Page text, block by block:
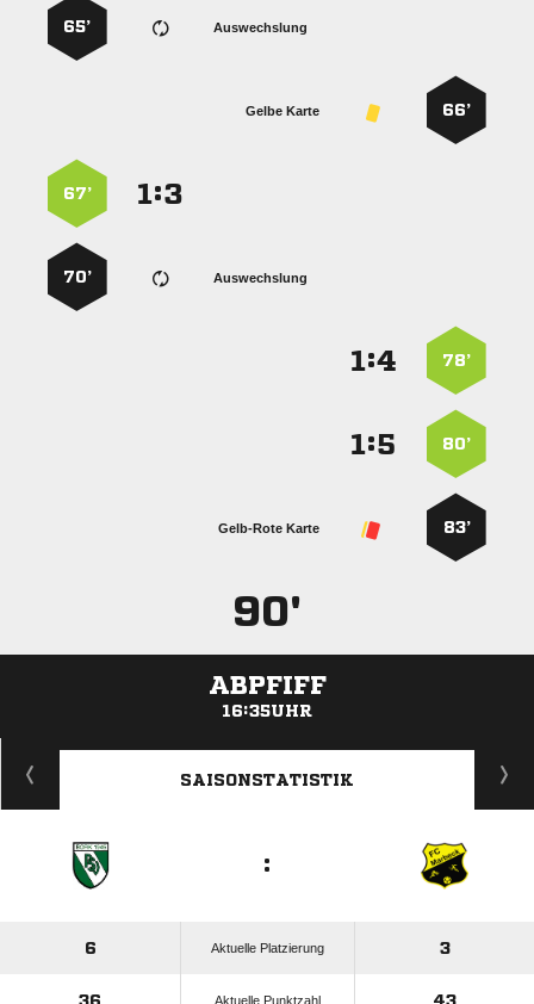
Auswechslung
65’
66’
Gelbe Karte
:
67’
Auswechslung
70’
78’
:
80’
:
83’
Gelb-Rote Karte
90'
ABPFIFF
16:35UHR
ANZEIGE
SAISONSTATISTIK
:
6 Aktuelle Platzierung 3
36 Aktuelle Punktzahl 43